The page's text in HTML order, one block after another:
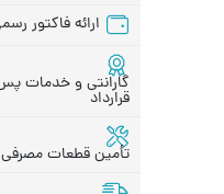
ارائه فاکتور
گارانتی و خدمات
قرارداد
تأمین قطعات مصرفی